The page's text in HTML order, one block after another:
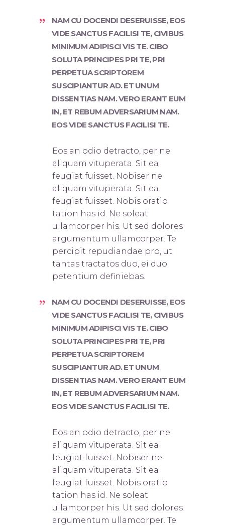
NAM CU DOCENDI DESERUISSE, EOS
VIDE SANCTUS FACILISI TE, CIVIBUS
MINIMUM ADIPISCI VIS TE. CIBO
SOLUTA PRINCIPES PRI TE, PRI
PERPETUA SCRIPTOREM
SUSCIPIANTUR AD. ET UNUM
DISSENTIAS NAM. VERO ERANT EUM
IN, ET REBUM ADVERSARIUM NAM.
EOS VIDE SANCTUS FACILISI TE.
Eos an odio detracto, per ne
aliquam vituperata. Sit ea
feugiat fuisset. Nobiser ne
aliquam vituperata. Sit ea
feugiat fuisset. Nobis oratio
tation has id. Ne soleat
ullamcorper his. Ut sed dolores
argumentum ullamcorper. Te
percipit repudiandae pro, ut
tantas tractatos duo, ei duo
petentium definiebas.
NAM CU DOCENDI DESERUISSE, EOS
VIDE SANCTUS FACILISI TE, CIVIBUS
MINIMUM ADIPISCI VIS TE. CIBO
SOLUTA PRINCIPES PRI TE, PRI
PERPETUA SCRIPTOREM
SUSCIPIANTUR AD. ET UNUM
DISSENTIAS NAM. VERO ERANT EUM
IN, ET REBUM ADVERSARIUM NAM.
EOS VIDE SANCTUS FACILISI TE.
Eos an odio detracto, per ne
aliquam vituperata. Sit ea
feugiat fuisset. Nobiser ne
aliquam vituperata. Sit ea
feugiat fuisset. Nobis oratio
tation has id. Ne soleat
ullamcorper his. Ut sed dolores
argumentum ullamcorper. Te